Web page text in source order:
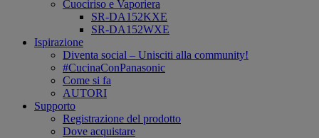
Cuociriso e Vaporiera
SR-DA152KXE
SR-DA152WXE
Ispirazione
Diventa social – Unisciti alla community!
#CucinaConPanasonic
Come si fa
AUTORI
Supporto
Registrazione del prodotto
Dove acquistare